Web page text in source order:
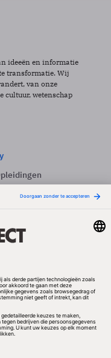
ideeën en informatie
transformatie. Wij
van onze
cultuur, wetenschap